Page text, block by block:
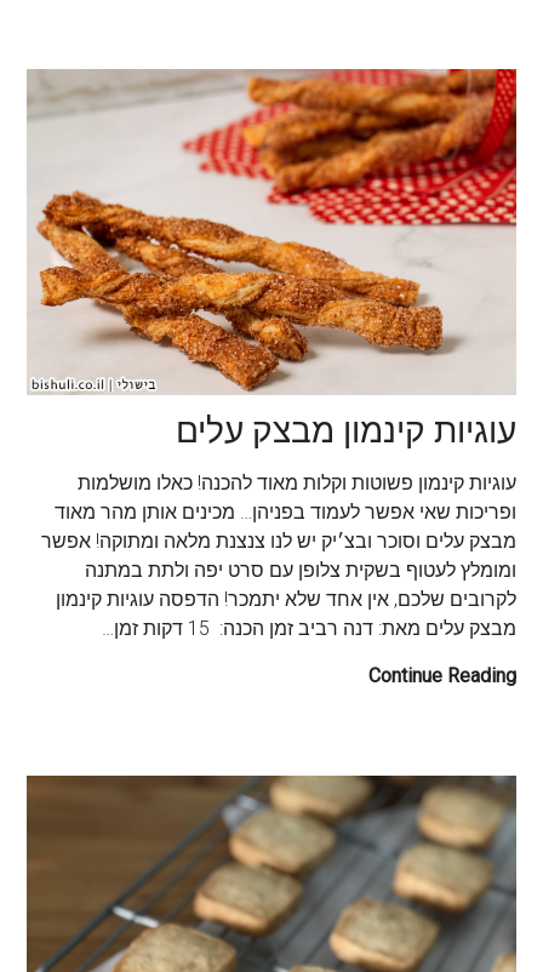
עוגיות קינמון מבצק עלים
עוגיות קינמון פשוטות וקלות מאוד להכנה! כאלו מושלמות
ופריכות שאי אפשר לעמוד בפניהן… מכינים אותן מהר מאוד
מבצק עלים וסוכר ובצ׳יק יש לנו צנצנת מלאה ומתוקה! אפשר
ומומלץ לעטוף בשקית צלופן עם סרט יפה ולתת במתנה
לקרובים שלכם, אין אחד שלא יתמכר! הדפסה עוגיות קינמון
מבצק עלים מאת: דנה רביב זמן הכנה: 15 דקות זמן…
Continue Reading